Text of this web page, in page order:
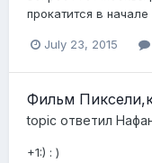
прокатится в начале
July 23, 2015
Фильм
topic ответил
+1:) : )